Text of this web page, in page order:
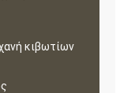
κιβωτίων